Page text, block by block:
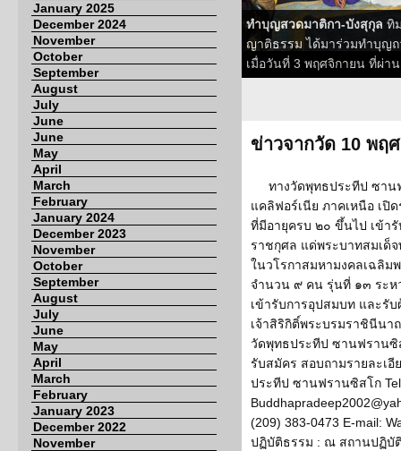
January 2025
December 2024
November
October
September
August
July
June
June
May
April
March
February
January 2024
December 2023
November
October
September
August
July
June
May
April
March
February
January 2023
December 2022
November
ทำบุญสวดมาติกา-บังสุกุล ทิ
ญาติธรรม ได้มาร่วมทำบุญ
เมื่อวันที่ 3 พฤศจิกายน ที่ผ่
ข่าวจากวัด 10 พฤ
ทางวัดพุทธประทีป ซา
แคลิฟอร์เนีย ภาคเหนือ เปิ
ที่มีอายุครบ ๒๐ ขึ้นไป เข้า
ราชกุศล แด่พระบาทสมเด็จ
ในวโรกาสมหามงคลเฉลิ
จำนวน ๙ คน รุ่นที่ ๑๓ ระ
เข้ารับการอุปสมบท และรั
เจ้าสิริกิติ์พระบรมราชินีน
วัดพุทธประทีป ซานฟรานซิ
รับสมัคร สอบถามรายละเอี
ประทีป ซานฟรานซิสโก
(209) 383-0473 E-mail:
ปฏิบัติธรรม : ณ สถานปฏิบั